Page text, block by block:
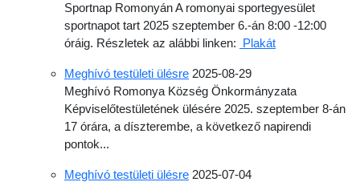
Sportnap Romonyán A romonyai sportegyesület
sportnapot tart 2025 szeptember 6.-án 8:00 -12:00
óráig. Részletek az alábbi linken: Plakát
Meghívó testületi ülésre 2025-08-29
Meghívó Romonya Község Önkormányzata
Képviselő­testületének ülésére 2025. szeptember 8-án
17 órára, a díszterembe, a következő napirendi
pontok...
Meghívó testületi ülésre 2025-07-04